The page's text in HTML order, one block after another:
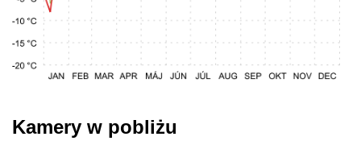
Kamery w pobliżu